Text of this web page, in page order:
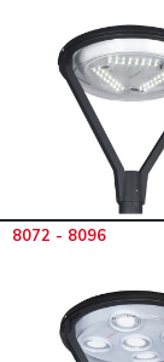
8072 - 8096